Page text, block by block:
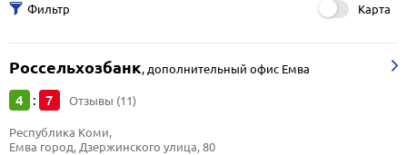
Карта
Россельхозбанк, дополнительный офис Емва
4 : 7 Отзывы (11)
Республика Коми,
Емва город, Дзержинского улица, 80